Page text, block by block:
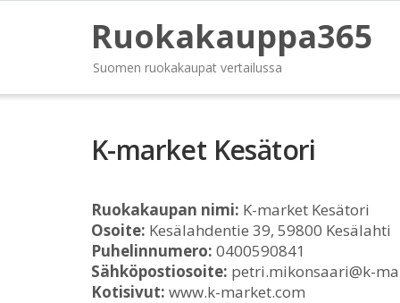
Ruokakauppa365
Suomen ruokakaupat vertailussa
K-market Kesätori
Ruokakaupan nimi: K-market Kesätori
Osoite: Kesälahdentie 39, 59800 Kesälahti
Puhelinnumero: 0400590841
Sähköpostiosoite: petri.mikonsaari@k-
Kotisivut: www.k-market.com